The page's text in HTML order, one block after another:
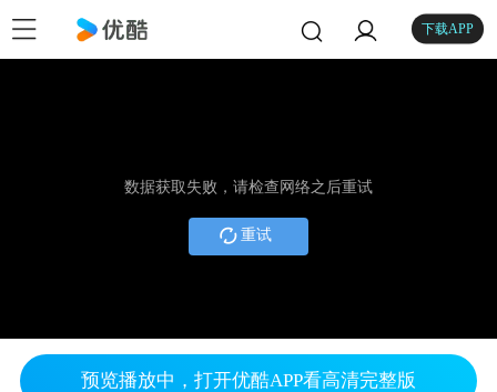
下载APP
数据获取失败，请检查网络之后重试
重试
预览播放中，打开优酷APP看高清完整版